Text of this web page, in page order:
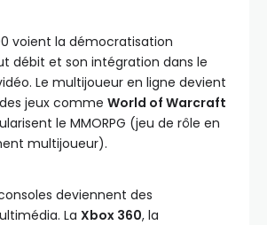
voient la démocratisation
débit et son intégration dans le
Le multijoueur en ligne devient
jeux comme World of Warcraft
le MMORPG (jeu de rôle en
multijoueur).
deviennent des
La Xbox 360, la